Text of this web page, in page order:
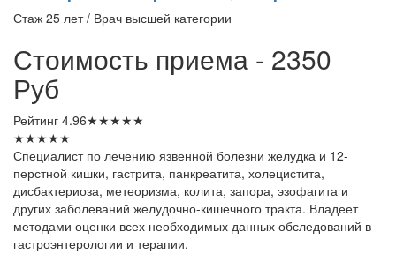
Стаж 25 лет / Врач высшей категории
Стоимость приема - 2350
Руб
Рейтинг 4.96★★★★★
★★★★★
Специалист по лечению язвенной болезни желудка и 12-
перстной кишки, гастрита, панкреатита, холецистита,
дисбактериоза, метеоризма, колита, запора, эзофагита и
других заболеваний желудочно-кишечного тракта. Владеет
методами оценки всех необходимых данных обследований в
гастроэнтерологии и терапии.